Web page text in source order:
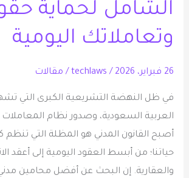
الشامل لحماية
وتعاملاتك اليومية
26 فبراير، 2026 /
techlaws
/ مقالات
في ظل النهضة التشريعية الكبرى التي
العربية السعودية، وصدور نظام المعاملات
أصبح القانون المدني هو المظلة التي تنظم
حياتنا؛ من أبسط العقود اليومية إلى أعقد
والعقارية. إن البحث عن أفضل محامين
الشامل
لحماية
وتعاملاتك